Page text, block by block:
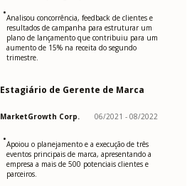
•Analisou concorrência, feedback de clientes e
resultados de campanha para estruturar um
plano de lançamento que contribuiu para um
aumento de 15% na receita do segundo
trimestre.
Estagiário de Gerente de Marca
MarketGrowth Corp. 06/2021 - 08/2022
•Apoiou o planejamento e a execução de três
eventos principais de marca, apresentando a
empresa a mais de 500 potenciais clientes e
parceiros.